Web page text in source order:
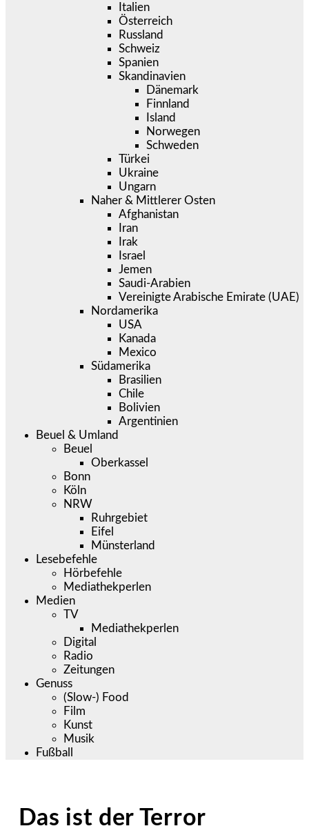
Italien
Österreich
Russland
Schweiz
Spanien
Skandinavien
Dänemark
Finnland
Island
Norwegen
Schweden
Türkei
Ukraine
Ungarn
Naher & Mittlerer Osten
Afghanistan
Iran
Irak
Israel
Jemen
Saudi-Arabien
Vereinigte Arabische Emirate (UAE)
Nordamerika
USA
Kanada
Mexico
Südamerika
Brasilien
Chile
Bolivien
Argentinien
Beuel & Umland
Beuel
Oberkassel
Bonn
Köln
NRW
Ruhrgebiet
Eifel
Münsterland
Lesebefehle
Hörbefehle
Mediathekperlen
Medien
TV
Mediathekperlen
Digital
Radio
Zeitungen
Genuss
(Slow-) Food
Film
Kunst
Musik
Fußball
Das ist der Terror